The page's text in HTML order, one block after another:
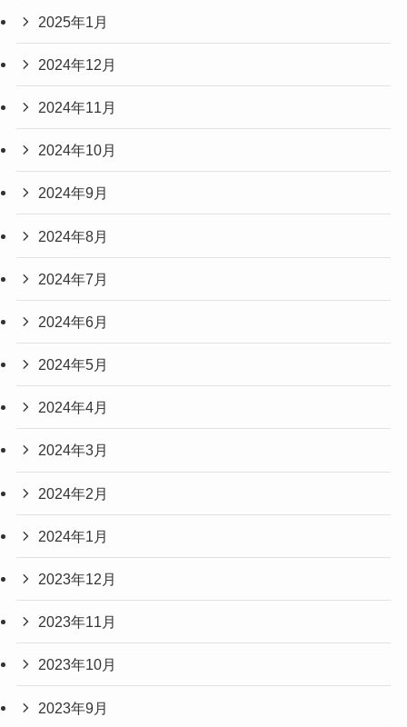
2025年1月
2024年12月
2024年11月
2024年10月
2024年9月
2024年8月
2024年7月
2024年6月
2024年5月
2024年4月
2024年3月
2024年2月
2024年1月
2023年12月
2023年11月
2023年10月
2023年9月